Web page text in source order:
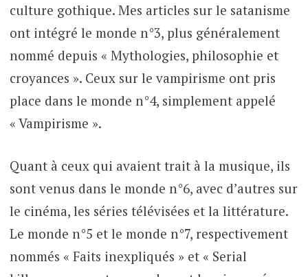
culture gothique. Mes articles sur le satanisme
ont intégré le monde n°3, plus généralement
nommé depuis « Mythologies, philosophie et
croyances ». Ceux sur le vampirisme ont pris
place dans le monde n°4, simplement appelé
« Vampirisme ».
Quant à ceux qui avaient trait à la musique, ils
sont venus dans le monde n°6, avec d’autres sur
le cinéma, les séries télévisées et la littérature.
Le monde n°5 et le monde n°7, respectivement
nommés « Faits inexpliqués » et « Serial